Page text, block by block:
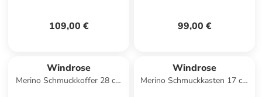
109,00 € 99,00 €
Windrose
Merino Schmuckkoffer 28 cm
Windrose
Merino Schmuckkasten 17 cm